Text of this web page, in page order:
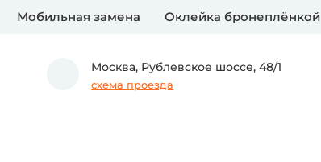
Мобильная замена Оклейка бронеплёнкой
Москва, Рублевское шоссе, 48/1
схема проезда